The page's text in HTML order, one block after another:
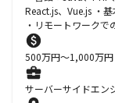
React.js、Vue.js ・
・リモートワークで
500万円〜1,000万円
サーバーサイドエン